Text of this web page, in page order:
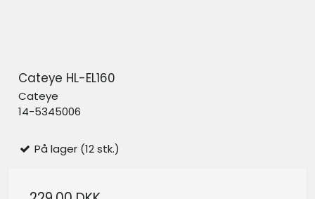
Cateye HL-EL160
Cateye
14-5345006
På lager (12 stk.)